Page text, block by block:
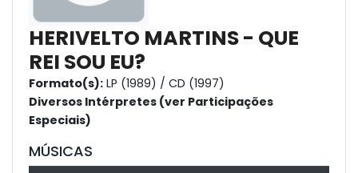
HERIVELTO MARTINS - QUE
REI SOU EU?
Formato(s): LP (1989) / CD (1997)
Diversos Intérpretes (ver Participações
Especiais)
MÚSICAS